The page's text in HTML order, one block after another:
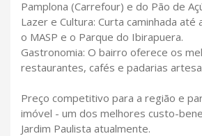
Pamplona (Carrefour) e do Pão de
Lazer e Cultura: Curta caminhada até
o MASP e o Parque do Ibirapuera.
Gastronomia: O bairro oferece os
restaurantes, cafés e padarias
Preço competitivo para a região e
imóvel - um dos melhores custo-
Jardim Paulista atualmente.